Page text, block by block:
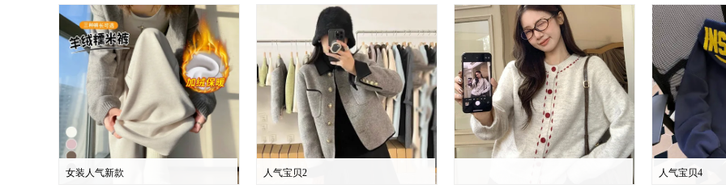
女装人气新款 人气宝贝2 人气宝贝4